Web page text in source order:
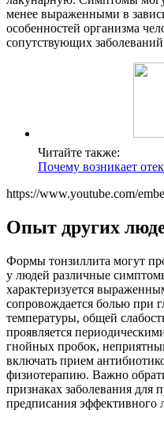
менее выраженными в
особенностей организма
сопутствующих
Читайте также:
Почему возникает
https://www.youtube.com/
Опыт других
Формы тонзиллита могут
у людей различные
характеризуется
сопровождается болью при
температуры, общей
проявляется
гнойных пробок,
включать прием
физиотерапию. Важно
признаках заболевания для
предписания эффективного